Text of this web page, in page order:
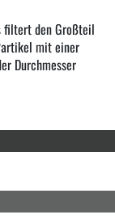
filtert den Großteil
mit einer
Durchmesser